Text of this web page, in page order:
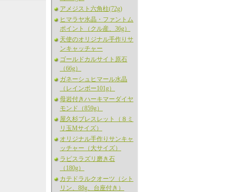
アメジスト六角柱(72g)
ヒマラヤ水晶・ファントム
ポイント（クル産、36g）
天使のオリジナル手作りサ
ンキャッチャー
ゴールドカルサイト原石
（66g）
ガネーシュヒマール水晶
（レインボー101g）
母岩付きハーキマーダイヤ
モンド（859g）
屋久杉ブレスレット（８ミ
リ玉Mサイズ）
オリジナル手作りサンキャ
ッチャー（大サイズ）
ラピスラズリ磨き石
（180g）
カテドラルクオーツ（シト
リン、88g、台座付き）